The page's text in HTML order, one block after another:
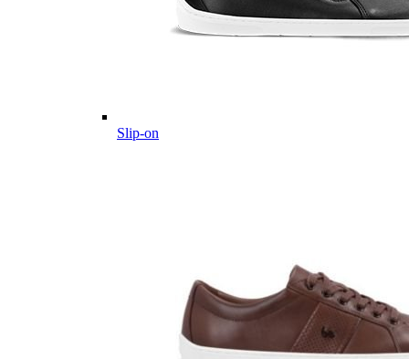
Slip-on